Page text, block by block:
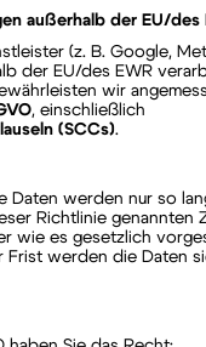
außerhalb der EU/des
(z. B. Google,
der EU/des EWR
wir
, einschließlich
(SCCs).
Daten werden nur so
Richtlinie genannten
wie es gesetzlich
Frist werden die Daten